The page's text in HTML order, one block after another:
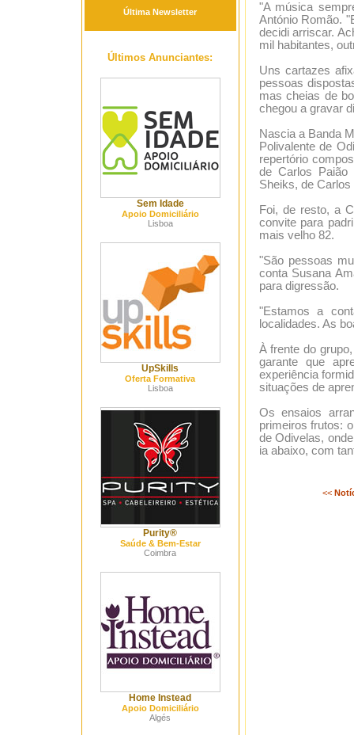
Última Newsletter
Últimos Anunciantes:
Sem Idade
Apoio Domiciliário
Lisboa
UpSkills
Oferta Formativa
Lisboa
Purity®
Saúde & Bem-Estar
Coimbra
Home Instead
Apoio Domiciliário
Algés
"A música
António Romão.
decidi arriscar.
mil habitantes,
Uns cartazes
pessoas
mas cheias de
chegou a gravar
Nascia a Banda
Polivalente de
repertório
de Carlos Paião
Sheiks, de Carlos
Foi, de resto, a
convite para
mais velho 82.
"São pessoas
conta Susana
para digressão.
"Estamos a
localidades. As
À frente do
garante que
experiência
situações de
Os ensaios
primeiros frutos:
de Odivelas,
ia abaixo, com
<<